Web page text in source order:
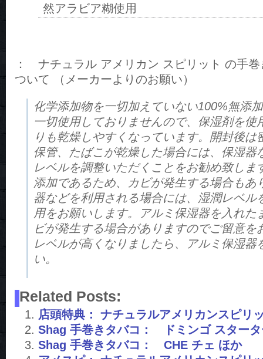
然アラビア糊使用
： ナチュラル アメリカン スピリット の手
ついて （メーカーよりのお願い）
化学添加物を一切加えていない100%無添
一切使用しておりませんので、保湿剤を使
りも乾燥しやすくなっています。開封後は
保管、たばこが乾燥した場合には、保湿器
レベルを調整いただくことをお勧め致しま
添加であるため、カビが発生する場合もあ
器などを利用される場合には、湿潤レベル
用をお願いします。アルミ保湿器を入れた
ビが発生する場合がありますのでご留意を
レベルが高くなりましたら、アルミ保湿器
い。
Related Posts:
店頭特典： ナチュラルアメリカンスピリ
Shag 手巻きタバコ： ドミンゴ スタータ
Shag 手巻きタバコ： CHE チェ ほか